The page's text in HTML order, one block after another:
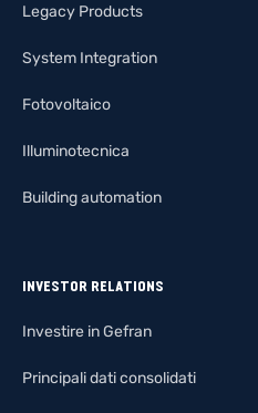
Legacy Products
System Integration
Fotovoltaico
Illuminotecnica
Building automation
INVESTOR RELATIONS
Investire in Gefran
Principali dati consolidati